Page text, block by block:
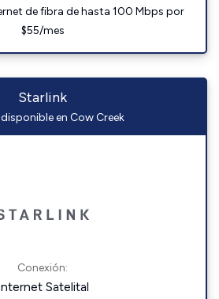
de fibra de hasta 100 Mbps por
$55/mes
Starlink
en Cow Creek
Conexión:
Satelital